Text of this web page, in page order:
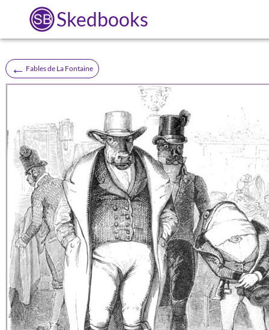
Skedbooks
← Fables de La Fontaine